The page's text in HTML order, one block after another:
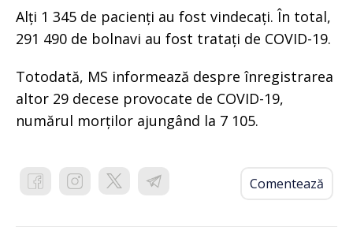
Alți 1 345 de pacienți au fost vindecați. În total,
291 490 de bolnavi au fost tratați de COVID-19.
Totodată, MS informează despre înregistrarea
altor 29 decese provocate de COVID-19,
numărul morților ajungând la 7 105.
Comentează